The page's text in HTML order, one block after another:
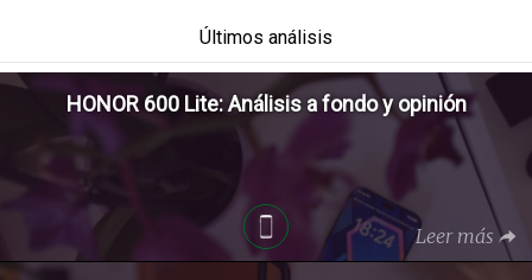
Últimos análisis
HONOR 600 Lite: Análisis a fondo y opinión
Leer más